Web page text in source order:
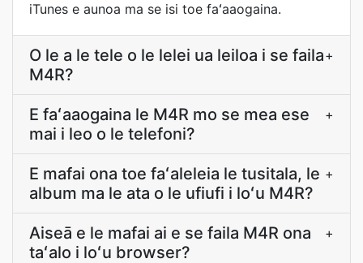
iTunes e aunoa ma se isi toe faʻaaogaina.
O le a le tele o le lelei ua leiloa i se faila
M4R?
+
E faʻaaogaina le M4R mo se mea ese
mai i leo o le telefoni?
+
E mafai ona toe faʻaleleia le tusitala, le
album ma le ata o le ufiufi i loʻu M4R?
+
Aiseā e le mafai ai e se faila M4R ona
taʻalo i loʻu browser?
+